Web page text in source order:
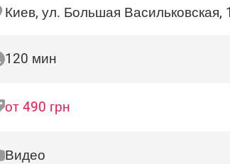
Киев, ул. Большая Васильковская,
120 мин
от 490 грн
Видео